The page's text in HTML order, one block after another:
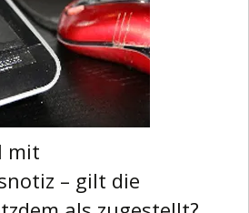
mit
– gilt die